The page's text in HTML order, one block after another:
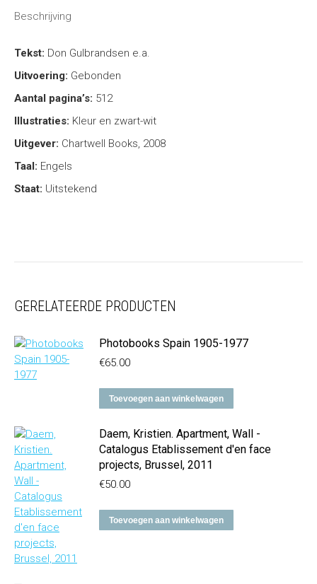
Beschrijving
Tekst: Don Gulbrandsen e.a.
Uitvoering: Gebonden
Aantal pagina’s: 512
Illustraties: Kleur en zwart-wit
Uitgever: Chartwell Books, 2008
Taal: Engels
Staat: Uitstekend
GERELATEERDE PRODUCTEN
Photobooks Spain 1905-1977
€65.00
Toevoegen aan winkelwagen
Daem, Kristien. Apartment, Wall -
Catalogus Etablissement d'en face
projects, Brussel, 2011
€50.00
Toevoegen aan winkelwagen